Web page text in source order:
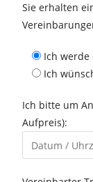
Sie erhalten
Ich
Ich
Ich bitte um
Aufpreis):